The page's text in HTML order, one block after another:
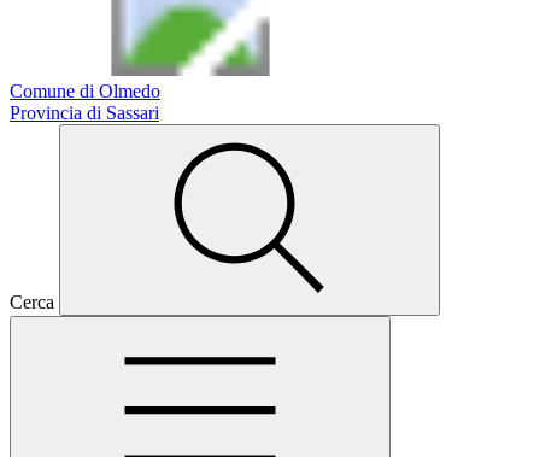
Comune di Olmedo
Provincia di Sassari
Cerca